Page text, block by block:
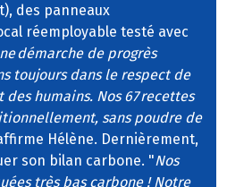
des panneaux
réemployable testé avec
démarche de progrès
toujours dans le respect de
humains. Nos 67 recettes
sans poudre de
Hélène. Dernièrement,
son bilan carbone. "Nos
très bas carbone ! Notre